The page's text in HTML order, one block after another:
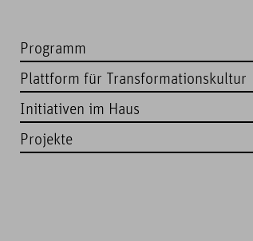
Programm
Plattform für Transformationskultur
Initiativen im Haus
Projekte